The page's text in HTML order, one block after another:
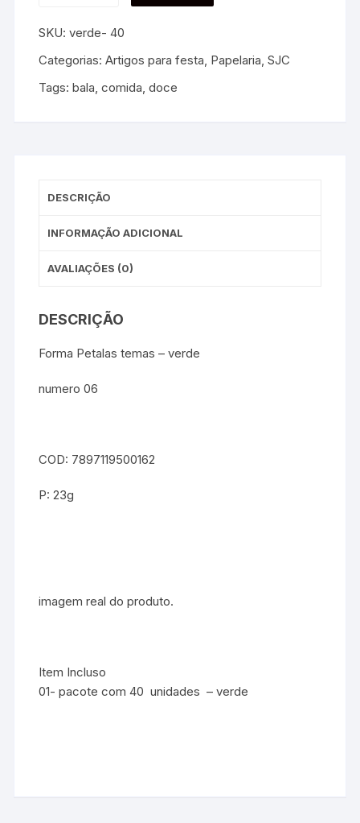
SKU:verde- 40
Categorias:Artigos para festa Papelaria ,SJC
Tags:bala ,comida ,doce
DESCRIÇÃO
INFORMAÇÃO ADICIONAL
AVALIAÇÕES (0)
DESCRIÇÃO
Forma Petalas temas – verde
numero 06
COD: 7897119500162
P: 23g
imagem real do produto.
Item Incluso
01- pacote com 40 unidades – verde